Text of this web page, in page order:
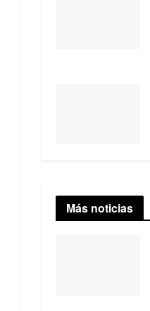
Más noticias